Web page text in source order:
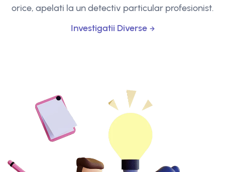
orice, apelati la un detectiv particular profesionist.
Investigatii Diverse